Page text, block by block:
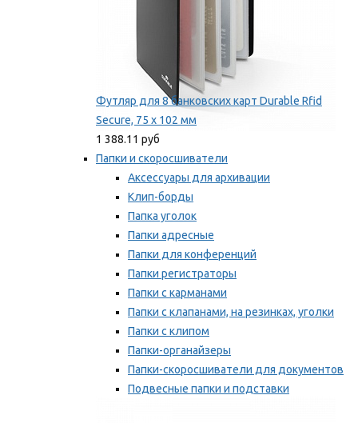
Футляр для 8 банковских карт Durable Rfid
Secure, 75 х 102 мм
1 388.11 руб
Папки и скоросшиватели
Аксессуары для архивации
Клип-борды
Папка уголок
Папки адресные
Папки для конференций
Папки регистраторы
Папки с карманами
Папки с клапанами, на резинках, уголки
Папки с клипом
Папки-органайзеры
Папки-скоросшиватели для документов
Подвесные папки и подставки